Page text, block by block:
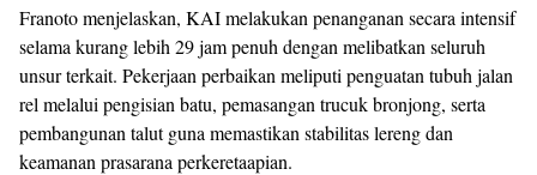
Franoto menjelaskan, KAI melakukan penanganan secara intensif
selama kurang lebih 29 jam penuh dengan melibatkan seluruh
unsur terkait. Pekerjaan perbaikan meliputi penguatan tubuh jalan
rel melalui pengisian batu, pemasangan trucuk bronjong, serta
pembangunan talut guna memastikan stabilitas lereng dan
keamanan prasarana perkeretaapian.